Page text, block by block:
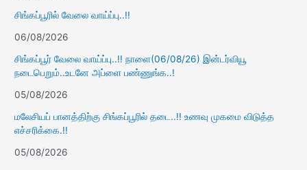
சிங்கப்பூரில் வேலை வாய்ப்பு..!!
06/08/2026
சிங்கப்பூர் வேலை வாய்ப்பு..!! நாளை(06/08/26) இன்டர்வியூ
நடைபெறும்..உடனே அப்ளை பண்ணுங்க..!
05/08/2026
மலேசியப் பானத்திற்கு சிங்கப்பூரில் தடை..!! உணவு முகமை விடுத்த
எச்சரிக்கை.!!
05/08/2026